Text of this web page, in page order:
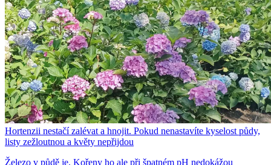
Hortenzii nestačí zalévat a hnojit. Pokud nenastavíte kyselost půdy,
listy zežloutnou a květy nepřijdou
Železo v půdě je. Kořeny ho ale při špatném pH nedokážou